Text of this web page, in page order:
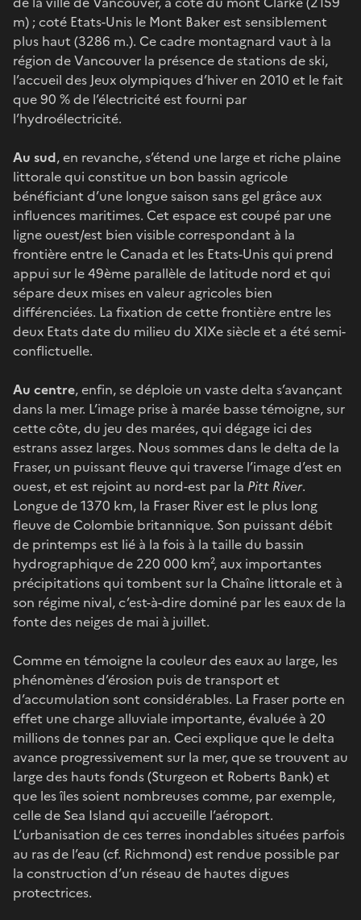
m) ; coté Etats-Unis le Mont Baker est sensiblement
plus haut (3286 m.). Ce cadre montagnard vaut à la
région de Vancouver la présence de stations de ski,
l’accueil des Jeux olympiques d’hiver en 2010 et le fait
que 90 % de l’électricité est fourni par
l’hydroélectricité.
Au sud, en revanche, s’étend une large et riche plaine
littorale qui constitue un bon bassin agricole
bénéficiant d’une longue saison sans gel grâce aux
influences maritimes. Cet espace est coupé par une
ligne ouest/est bien visible correspondant à la
frontière entre le Canada et les Etats-Unis qui prend
appui sur le 49ème parallèle de latitude nord et qui
sépare deux mises en valeur agricoles bien
différenciées. La fixation de cette frontière entre les
deux Etats date du milieu du XIXe siècle et a été semi-
conflictuelle.
Au centre, enfin, se déploie un vaste delta s’avançant
dans la mer. L’image prise à marée basse témoigne, sur
cette côte, du jeu des marées, qui dégage ici des
estrans assez larges. Nous sommes dans le delta de la
Fraser, un puissant fleuve qui traverse l’image d’est en
ouest, et est rejoint au nord-est par la Pitt River.
Longue de 1370 km, la Fraser River est le plus long
fleuve de Colombie britannique. Son puissant débit
de printemps est lié à la fois à la taille du bassin
hydrographique de 220 000 km², aux importantes
précipitations qui tombent sur la Chaîne littorale et à
son régime nival, c’est-à-dire dominé par les eaux de la
fonte des neiges de mai à juillet.
Comme en témoigne la couleur des eaux au large, les
phénomènes d’érosion puis de transport et
d’accumulation sont considérables. La Fraser porte en
effet une charge alluviale importante, évaluée à 20
millions de tonnes par an. Ceci explique que le delta
avance progressivement sur la mer, que se trouvent au
large des hauts fonds (Sturgeon et Roberts Bank) et
que les îles soient nombreuses comme, par exemple,
celle de Sea Island qui accueille l’aéroport.
L’urbanisation de ces terres inondables situées parfois
au ras de l’eau (cf. Richmond) est rendue possible par
la construction d’un réseau de hautes digues
protectrices.